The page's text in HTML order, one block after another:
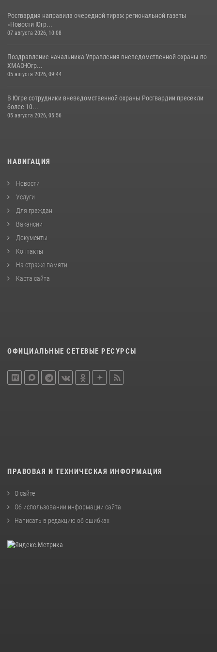
Росгвардия направила очередной тираж региональной газеты
«Новости Югр...
07 августа 2026, 10:08
Поздравление начальника Управления вневедомственной охраны по
ХМАО-Югр...
05 августа 2026, 09:44
В Югре сотрудники вневедомственной охраны Росгвардии пресекли
более 10...
05 августа 2026, 05:56
НАВИГАЦИЯ
Новости
Услуги
Для граждан
Вакансии
Документы
Контакты
На страже памяти
Карта сайта
ОФИЦИАЛЬНЫЕ СЕТЕВЫЕ РЕСУРСЫ
ПРАВОВАЯ И ТЕХНИЧЕСКАЯ ИНФОРМАЦИЯ
О сайте
Об использовании информации сайта
Написать в редакцию об ошибках